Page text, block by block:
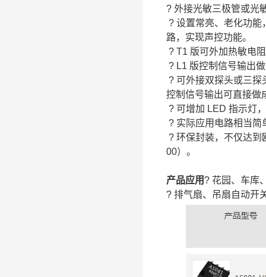
? 外接光敏三极管或光
? 设置常亮、老化功能
路，实现声控功能。
? T1 版可外加热敏电
? L1 版控制信号输出
? 可外接双探头或三探
控制信号输出可直接做
? 可增加 LED 指示灯
? 实际应用电路相当简
? 环保封装，不仅达
00）。
产品应用? 花园、车库
? 排气扇、吊扇自动开